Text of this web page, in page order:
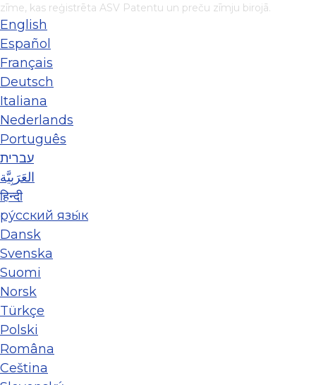
zīme, kas reģistrēta ASV Patentu un preču zīmju birojā.
English
Español
Français
Deutsch
Italiana
Nederlands
Português
עברית
العَرَبِيَّة
हिन्दी
ру́сский язы́к
Dansk
Svenska
Suomi
Norsk
Türkçe
Polski
Româna
Ceština